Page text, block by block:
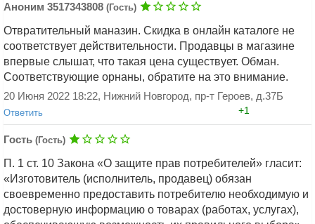
Добавить ответ
Аноним 3517343808 (Гость)
Отвратительный маназин. Скидка в онлайн каталоге не
соответствует действительности. Продавцы в магазине
впервые слышат, что такая цена существует. Обман.
Соответствующие орнаны, обратите на это внимание.
20 Июня 2022 18:22, Нижний Новгород, пр-т Героев, д.37Б
Ответить +1
Гость (Гость)
П. 1 ст. 10 Закона «О защите прав потребителей» гласит:
«Изготовитель (исполнитель, продавец) обязан
своевременно предоставить потребителю необходимую и
достоверную информацию о товарах (работах, услугах),